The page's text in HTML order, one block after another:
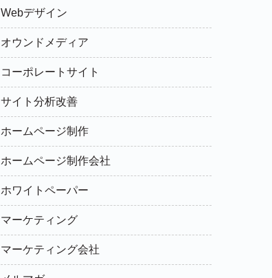
Webデザイン
オウンドメディア
コーポレートサイト
サイト分析改善
ホームページ制作
ホームページ制作会社
ホワイトペーパー
マーケティング
マーケティング会社